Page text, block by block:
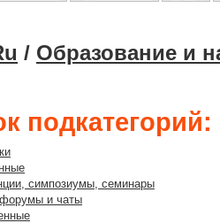
/ Образование и
подкатегорий:
симпозиумы, семинары
и чаты